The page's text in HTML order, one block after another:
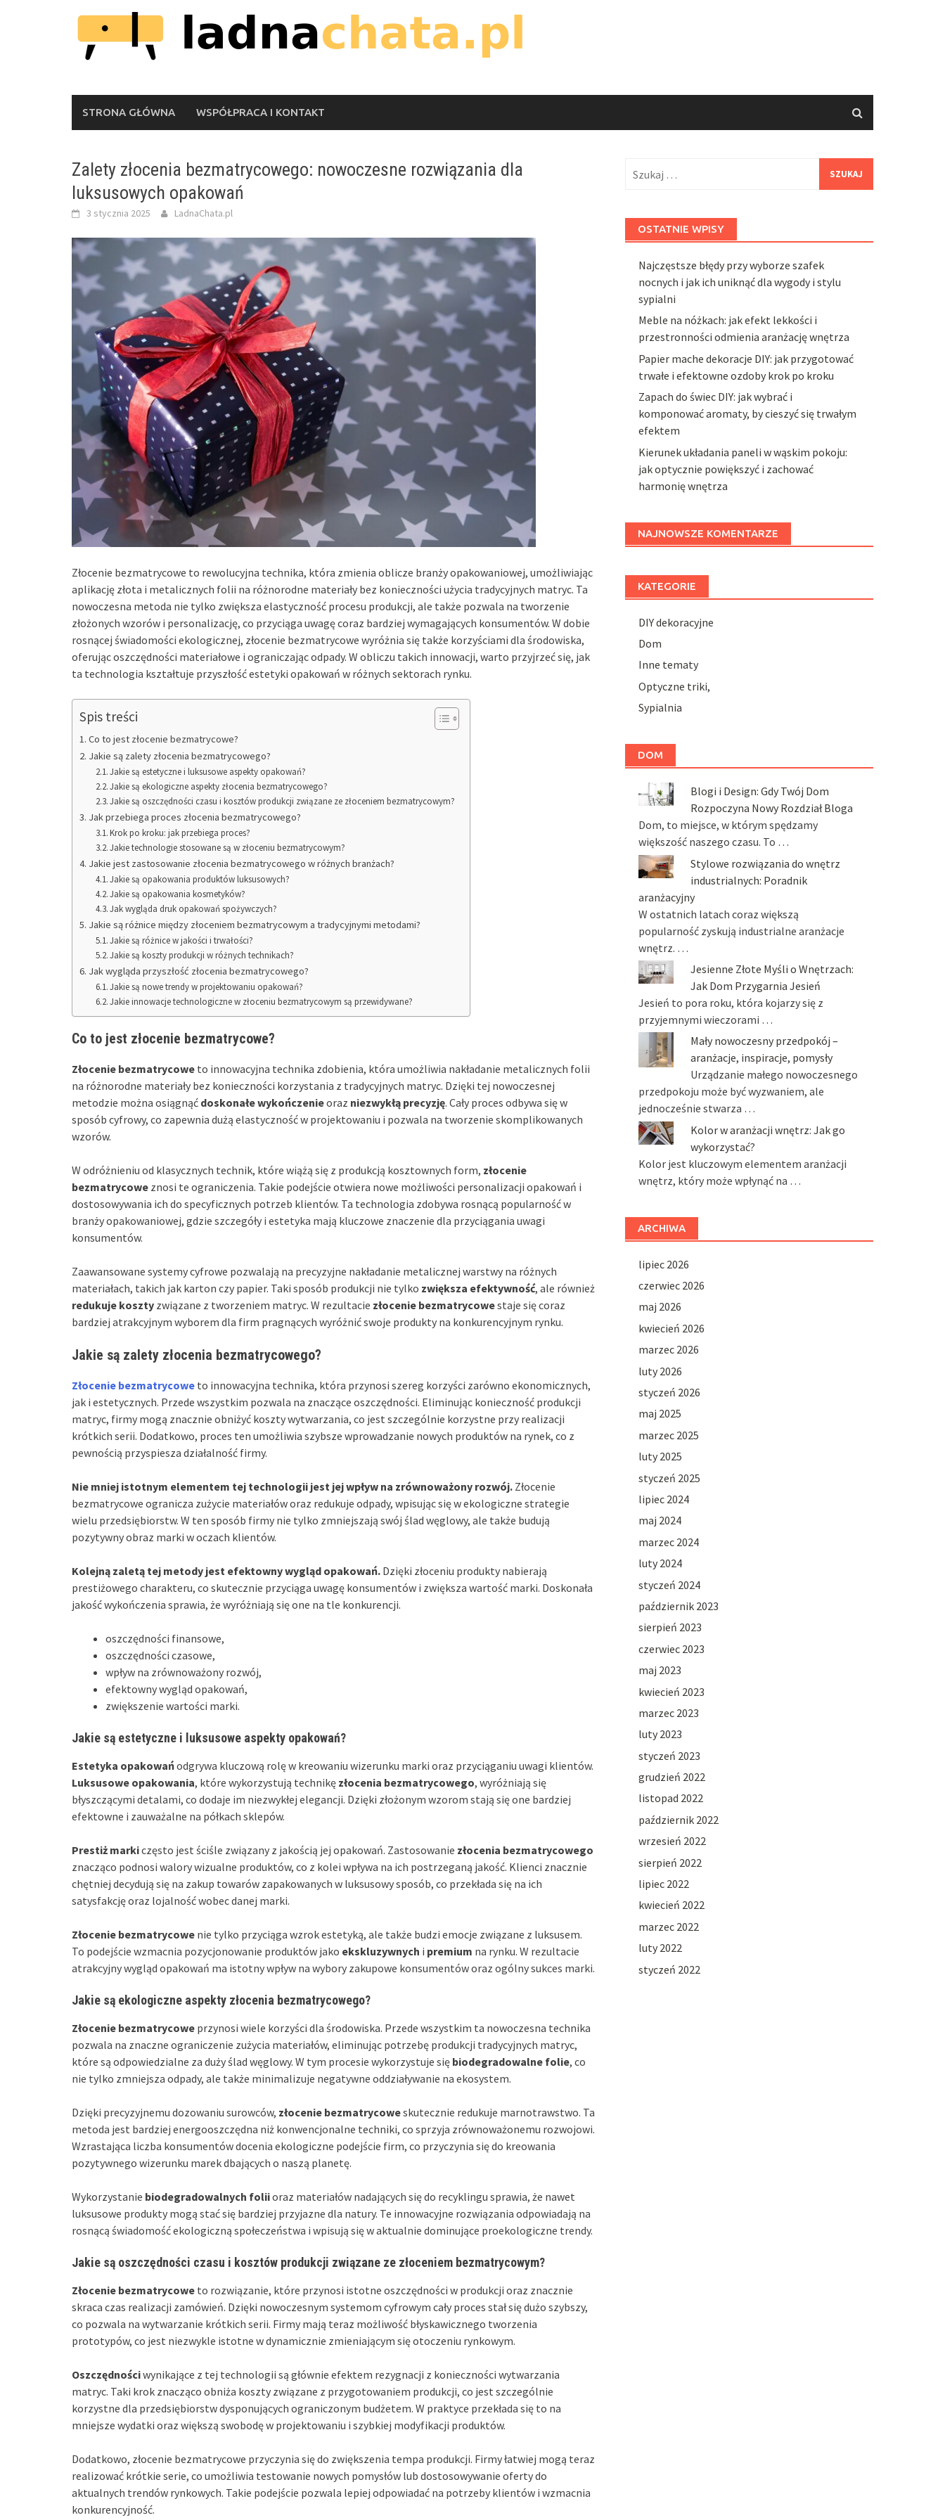
STRONA GŁÓWNA WSPÓŁPRACA I KONTAKT
Zalety złocenia bezmatrycowego: nowoczesne rozwiązania dla
luksusowych opakowań
3 stycznia 2025 LadnaChata.pl
Złocenie bezmatrycowe to rewolucyjna technika, która zmienia oblicze branży opakowaniowej, umożliwiając
aplikację złota i metalicznych folii na różnorodne materiały bez konieczności użycia tradycyjnych matryc. Ta
nowoczesna metoda nie tylko zwiększa elastyczność procesu produkcji, ale także pozwala na tworzenie
złożonych wzorów i personalizację, co przyciąga uwagę coraz bardziej wymagających konsumentów. W dobie
rosnącej świadomości ekologicznej, złocenie bezmatrycowe wyróżnia się także korzyściami dla środowiska,
oferując oszczędności materiałowe i ograniczając odpady. W obliczu takich innowacji, warto przyjrzeć się, jak
ta technologia kształtuje przyszłość estetyki opakowań w różnych sektorach rynku.
Spis treści
Co to jest złocenie bezmatrycowe?
Jakie są zalety złocenia bezmatrycowego?
Jakie są estetyczne i luksusowe aspekty opakowań?
Jakie są ekologiczne aspekty złocenia bezmatrycowego?
Jakie są oszczędności czasu i kosztów produkcji związane ze złoceniem bezmatrycowym?
Jak przebiega proces złocenia bezmatrycowego?
Krok po kroku: jak przebiega proces?
Jakie technologie stosowane są w złoceniu bezmatrycowym?
Jakie jest zastosowanie złocenia bezmatrycowego w różnych branżach?
Jakie są opakowania produktów luksusowych?
Jakie są opakowania kosmetyków?
Jak wygląda druk opakowań spożywczych?
Jakie są różnice między złoceniem bezmatrycowym a tradycyjnymi metodami?
Jakie są różnice w jakości i trwałości?
Jakie są koszty produkcji w różnych technikach?
Jak wygląda przyszłość złocenia bezmatrycowego?
Jakie są nowe trendy w projektowaniu opakowań?
Jakie innowacje technologiczne w złoceniu bezmatrycowym są przewidywane?
Co to jest złocenie bezmatrycowe?
Złocenie bezmatrycowe to innowacyjna technika zdobienia, która umożliwia nakładanie metalicznych folii
na różnorodne materiały bez konieczności korzystania z tradycyjnych matryc. Dzięki tej nowoczesnej
metodzie można osiągnąć doskonałe wykończenieoraz niezwykłą precyzję. Cały proces odbywa się w
sposób cyfrowy, co zapewnia dużą elastyczność w projektowaniu i pozwala na tworzenie skomplikowanych
wzorów.
W odróżnieniu od klasycznych technik, które wiążą się z produkcją kosztownych form, złocenie
bezmatrycowe znosi te ograniczenia. Takie podejście otwiera nowe możliwości personalizacji opakowań i
dostosowywania ich do specyficznych potrzeb klientów. Ta technologia zdobywa rosnącą popularność w
branży opakowaniowej, gdzie szczegóły i estetyka mają kluczowe znaczenie dla przyciągania uwagi
konsumentów.
Zaawansowane systemy cyfrowe pozwalają na precyzyjne nakładanie metalicznej warstwy na różnych
materiałach, takich jak karton czy papier. Taki sposób produkcji nie tylko zwiększa efektywność, ale również
redukuje koszty związane z tworzeniem matryc. W rezultacie złocenie bezmatrycowestaje się coraz
bardziej atrakcyjnym wyborem dla firm pragnących wyróżnić swoje produkty na konkurencyjnym rynku.
Jakie są zalety złocenia bezmatrycowego?
Złocenie bezmatrycowe to innowacyjna technika, która przynosi szereg korzyści zarówno ekonomicznych,
jak i estetycznych. Przede wszystkim pozwala na znaczące oszczędności. Eliminując konieczność produkcji
matryc, firmy mogą znacznie obniżyć koszty wytwarzania, co jest szczególnie korzystne przy realizacji
krótkich serii. Dodatkowo, proces ten umożliwia szybsze wprowadzanie nowych produktów na rynek, co z
pewnością przyspiesza działalność firmy.
Nie mniej istotnym elementem tej technologii jest jej wpływ na zrównoważony rozwój. Złocenie
bezmatrycowe ogranicza zużycie materiałów oraz redukuje odpady, wpisując się w ekologiczne strategie
wielu przedsiębiorstw. W ten sposób firmy nie tylko zmniejszają swój ślad węglowy, ale także budują
pozytywny obraz marki w oczach klientów.
Kolejną zaletą tej metody jest efektowny wygląd opakowań. Dzięki złoceniu produkty nabierają
prestiżowego charakteru, co skutecznie przyciąga uwagę konsumentów i zwiększa wartość marki. Doskonała
jakość wykończenia sprawia, że wyróżniają się one na tle konkurencji.
oszczędności finansowe,
oszczędności czasowe,
wpływ na zrównoważony rozwój,
efektowny wygląd opakowań,
zwiększenie wartości marki.
Jakie są estetyczne i luksusowe aspekty opakowań?
Estetyka opakowańodgrywa kluczową rolę w kreowaniu wizerunku marki oraz przyciąganiu uwagi klientów.
Luksusowe opakowania, które wykorzystują technikę złocenia bezmatrycowego, wyróżniają się
błyszczącymi detalami, co dodaje im niezwykłej elegancji. Dzięki złożonym wzorom stają się one bardziej
efektowne i zauważalne na półkach sklepów.
Prestiż markiczęsto jest ściśle związany z jakością jej opakowań. Zastosowanie złocenia bezmatrycowego
znacząco podnosi walory wizualne produktów, co z kolei wpływa na ich postrzeganą jakość. Klienci znacznie
chętniej decydują się na zakup towarów zapakowanych w luksusowy sposób, co przekłada się na ich
satysfakcję oraz lojalność wobec danej marki.
Złocenie bezmatrycowe nie tylko przyciąga wzrok estetyką, ale także budzi emocje związane z luksusem.
To podejście wzmacnia pozycjonowanie produktów jako ekskluzywnych i premium na rynku. W rezultacie
atrakcyjny wygląd opakowań ma istotny wpływ na wybory zakupowe konsumentów oraz ogólny sukces marki.
Jakie są ekologiczne aspekty złocenia bezmatrycowego?
Złocenie bezmatrycowe przynosi wiele korzyści dla środowiska. Przede wszystkim ta nowoczesna technika
pozwala na znaczne ograniczenie zużycia materiałów, eliminując potrzebę produkcji tradycyjnych matryc,
które są odpowiedzialne za duży ślad węglowy. W tym procesie wykorzystuje się biodegradowalne folie, co
nie tylko zmniejsza odpady, ale także minimalizuje negatywne oddziaływanie na ekosystem.
Dzięki precyzyjnemu dozowaniu surowców, złocenie bezmatrycoweskutecznie redukuje marnotrawstwo. Ta
metoda jest bardziej energooszczędna niż konwencjonalne techniki, co sprzyja zrównoważonemu rozwojowi.
Wzrastająca liczba konsumentów docenia ekologiczne podejście firm, co przyczynia się do kreowania
pozytywnego wizerunku marek dbających o naszą planetę.
Wykorzystanie biodegradowalnych foliioraz materiałów nadających się do recyklingu sprawia, że nawet
luksusowe produkty mogą stać się bardziej przyjazne dla natury. Te innowacyjne rozwiązania odpowiadają na
rosnącą świadomość ekologiczną społeczeństwa i wpisują się w aktualnie dominujące proekologiczne trendy.
Jakie są oszczędności czasu i kosztów produkcji związane ze złoceniem bezmatrycowym?
Złocenie bezmatrycowe to rozwiązanie, które przynosi istotne oszczędności w produkcji oraz znacznie
skraca czas realizacji zamówień. Dzięki nowoczesnym systemom cyfrowym cały proces stał się dużo szybszy,
co pozwala na wytwarzanie krótkich serii. Firmy mają teraz możliwość błyskawicznego tworzenia
prototypów, co jest niezwykle istotne w dynamicznie zmieniającym się otoczeniu rynkowym.
Oszczędnościwynikające z tej technologii są głównie efektem rezygnacji z konieczności wytwarzania
matryc. Taki krok znacząco obniża koszty związane z przygotowaniem produkcji, co jest szczególnie
korzystne dla przedsiębiorstw dysponujących ograniczonym budżetem. W praktyce przekłada się to na
mniejsze wydatki oraz większą swobodę w projektowaniu i szybkiej modyfikacji produktów.
Dodatkowo, złocenie bezmatrycowe przyczynia się do zwiększenia tempa produkcji. Firmy łatwiej mogą teraz
realizować krótkie serie, co umożliwia testowanie nowych pomysłów lub dostosowywanie oferty do
aktualnych trendów rynkowych. Takie podejście pozwala lepiej odpowiadać na potrzeby klientów i wzmacnia
konkurencyjność.
OSTATNIE WPISY
Najczęstsze błędy przy wyborze szafek
nocnych i jak ich uniknąć dla wygody i stylu
sypialni
Meble na nóżkach: jak efekt lekkości i
przestronności odmienia aranżację wnętrza
Papier mache dekoracje DIY: jak przygotować
trwałe i efektowne ozdoby krok po kroku
Zapach do świec DIY: jak wybrać i
komponować aromaty, by cieszyć się trwałym
efektem
Kierunek układania paneli w wąskim pokoju:
jak optycznie powiększyć i zachować
harmonię wnętrza
NAJNOWSZE KOMENTARZE
KATEGORIE
DIY dekoracyjne
Dom
Inne tematy
Optyczne triki,
Sypialnia
DOM
Blogi i Design: Gdy Twój Dom
Rozpoczyna Nowy Rozdział Bloga
Dom, to miejsce, w którym spędzamy
większość naszego czasu. To …
Stylowe rozwiązania do wnętrz
industrialnych: Poradnik
aranżacyjny
W ostatnich latach coraz większą
popularność zyskują industrialne aranżacje
wnętrz. …
Jesienne Złote Myśli o Wnętrzach:
Jak Dom Przygarnia Jesień
Jesień to pora roku, która kojarzy się z
przyjemnymi wieczorami …
Mały nowoczesny przedpokój –
aranżacje, inspiracje, pomysły
Urządzanie małego nowoczesnego
przedpokoju może być wyzwaniem, ale
jednocześnie stwarza …
Kolor w aranżacji wnętrz: Jak go
wykorzystać?
Kolor jest kluczowym elementem aranżacji
wnętrz, który może wpłynąć na …
ARCHIWA
lipiec 2026
czerwiec 2026
maj 2026
kwiecień 2026
marzec 2026
luty 2026
styczeń 2026
maj 2025
marzec 2025
luty 2025
styczeń 2025
lipiec 2024
maj 2024
marzec 2024
luty 2024
styczeń 2024
październik 2023
sierpień 2023
czerwiec 2023
maj 2023
kwiecień 2023
marzec 2023
luty 2023
styczeń 2023
grudzień 2022
listopad 2022
październik 2022
wrzesień 2022
sierpień 2022
lipiec 2022
kwiecień 2022
marzec 2022
luty 2022
styczeń 2022